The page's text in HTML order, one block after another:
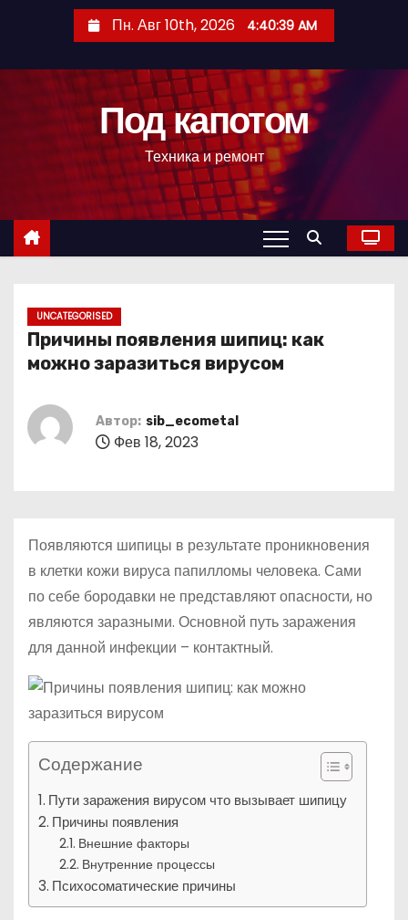
с
Пн. Авг 10th, 2026 4:40:40 AM
Под капотом
Техника и ремонт
UNCATEGORISED
Причины появления шипиц: как
можно заразиться вирусом
Автор: sib_ecometal
Фев 18, 2023
Появляются шипицы в результате проникновения
в клетки кожи вируса папилломы человека. Сами
по себе бородавки не представляют опасности, но
являются заразными. Основной путь заражения
для данной инфекции – контактный.
Содержание
Пути заражения вирусом что вызывает шипицу
Причины появления
Внешние факторы
Внутренние процессы
Психосоматические причины